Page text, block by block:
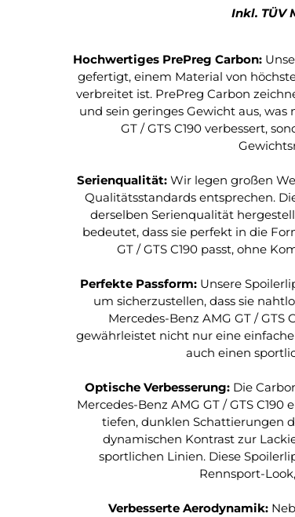
Inkl. TÜV
Hochwertiges PrePreg Carbon:
gefertigt, einem Material von
verbreitet ist. PrePreg Carbon
und sein geringes Gewicht aus,
GT / GTS C190 verbessert,
Serienqualität:Wir legen großen
Qualitätsstandards entsprechen.
derselben Serienqualität
bedeutet, dass sie perfekt in die
GT / GTS C190 passt, ohne
Perfekte Passform: Unsere
um sicherzustellen, dass sie
Mercedes-Benz AMG GT / GTS
gewährleistet nicht nur eine
auch einen
Optische Verbesserung: Die
Mercedes-Benz AMG GT / GTS
tiefen, dunklen Schattierungen
dynamischen Kontrast zur
sportlichen Linien. Diese
Rennsport-
Verbesserte Aerodynamik: